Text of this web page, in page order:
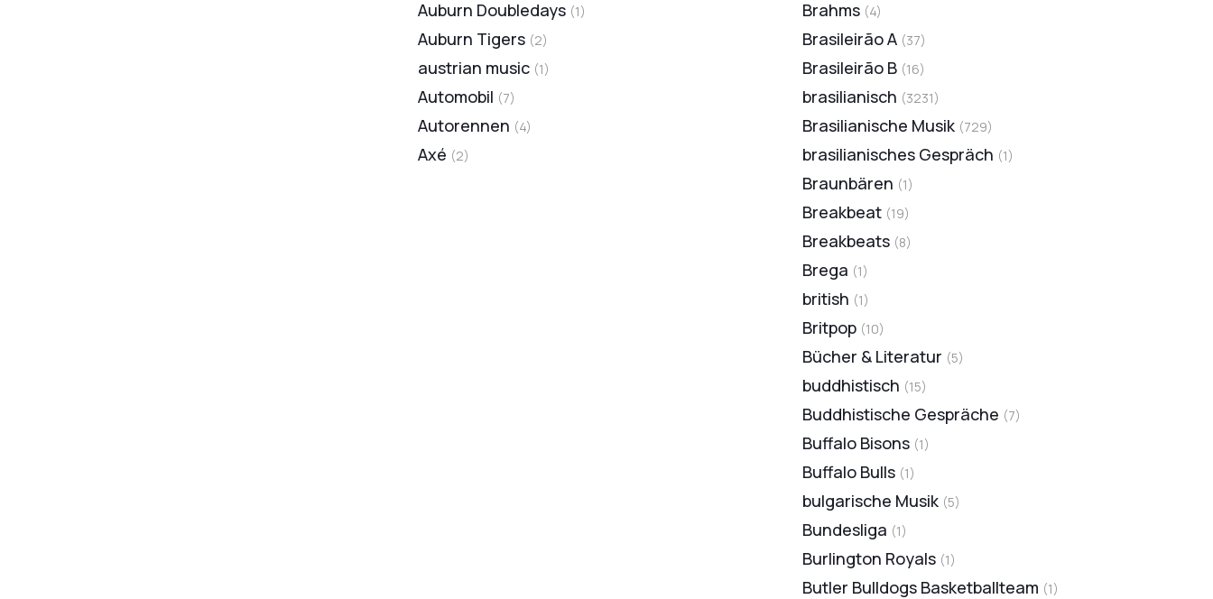
Auburn Doubledays (1)
Auburn Tigers (2)
austrian music (1)
Automobil (7)
Autorennen (4)
Axé (2)
Brahms (4)
Brasileirão A (37)
Brasileirão B (16)
brasilianisch (3231)
Brasilianische Musik (729)
brasilianisches Gespräch (1)
Braunbären (1)
Breakbeat (19)
Breakbeats (8)
Brega (1)
british (1)
Britpop (10)
Bücher & Literatur (5)
buddhistisch (15)
Buddhistische Gespräche (7)
Buffalo Bisons (1)
Buffalo Bulls (1)
bulgarische Musik (5)
Bundesliga (1)
Burlington Royals (1)
Butler Bulldogs Basketballteam (1)